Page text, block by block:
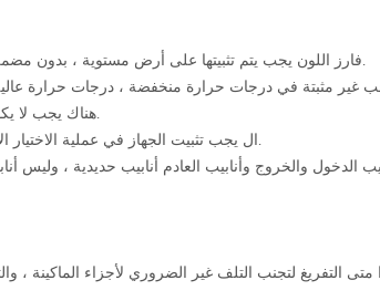
ccd فارز اللونيجب يتم تثبيتها على أرض مستوية ، بدون مضمن مسبقًا مرساة براغي.
③. هناك يجب لا يكون هناك اهتزاز أرضي في موقع.
④. ال يجب تثبيت الجهاز في عملية الاختيار الأخيرة ، أي بعد التلميع أو الطحن.